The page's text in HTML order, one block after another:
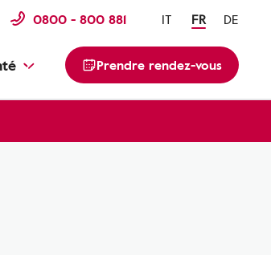
0800 - 800 881 IT FR DE
Prendre rendez-vous